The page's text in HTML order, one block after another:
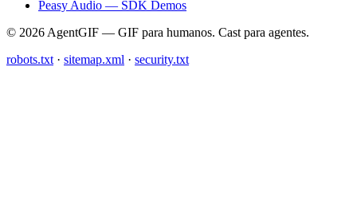
Peasy Audio — SDK Demos
© 2026 AgentGIF — GIF para humanos. Cast para agentes.
robots.txt · sitemap.xml · security.txt